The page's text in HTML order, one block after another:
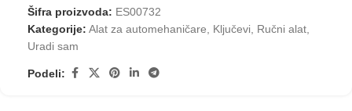
Šifra proizvoda: ES00732
Kategorije: Alat za automehaničare Ključevi Ručni alat
Uradi sam
Podeli: